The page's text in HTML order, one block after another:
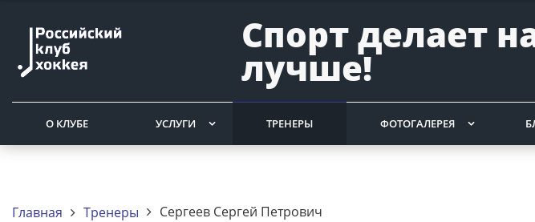
Спорт делает
лучше!
О КЛУБЕ УСЛУГИ ТРЕНЕРЫ ФОТОГАЛЕРЕЯ
Главная Тренеры Сергеев Сергей Петрович